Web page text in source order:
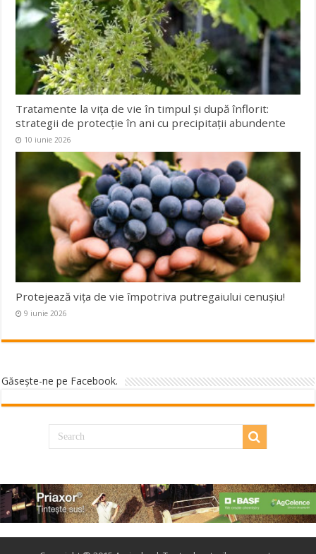
Tratamente la vița de vie în timpul și după înflorit:
strategii de protecție în ani cu precipitații abundente
10 iunie 2026
Protejează viţa de vie împotriva putregaiului cenuşiu!
9 iunie 2026
Găseşte-ne pe Facebook.